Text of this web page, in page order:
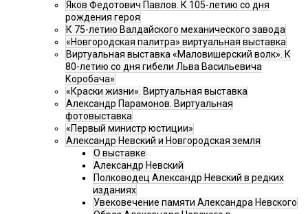
Яков Федотович Павлов. К 105-летию со дня
рождения героя
К 75-летию Валдайского механического завода
«Новгородская палитра» виртуальная выставка
Виртуальная выставка «Маловишерский волк». К
80-летию со дня гибели Льва Васильевича
Коробача»
«Краски жизни». Виртуальная выставка
Александр Парамонов. Виртуальная
фотовыставка
«Первый министр юстиции»
Александр Невский и Новгородская земля
О выставке
Александр Невский
Полководец Александр Невский в редких
изданиях
Увековечение памяти Александра Невского